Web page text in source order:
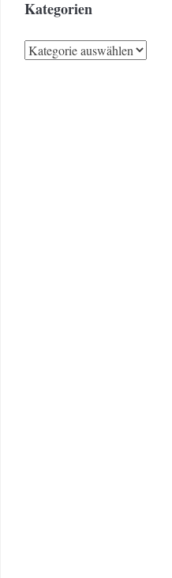
Kategorien
Kategorien